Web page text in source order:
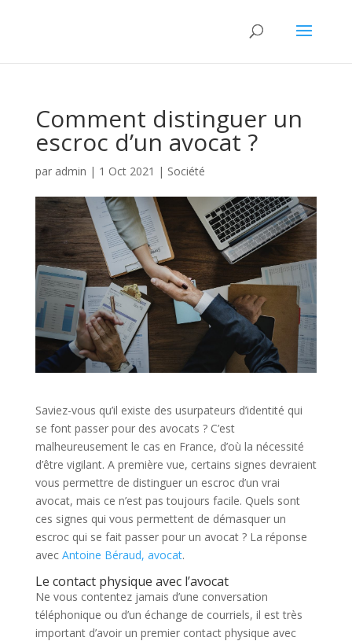
Comment distinguer un
escroc d’un avocat ?
par admin | 1 Oct 2021 | Société
Saviez-vous qu’il existe des usurpateurs d’identité qui
se font passer pour des avocats ? C’est
malheureusement le cas en France, d’où la nécessité
d’être vigilant. A première vue, certains signes devraient
vous permettre de distinguer un escroc d’un vrai
avocat, mais ce n’est pas toujours facile. Quels sont
ces signes qui vous permettent de démasquer un
escroc qui se fait passer pour un avocat ? La réponse
avec Antoine Béraud, avocat.
Le contact physique avec l’avocat
Ne vous contentez jamais d’une conversation
téléphonique ou d’un échange de courriels, il est très
important d’avoir un premier contact physique avec